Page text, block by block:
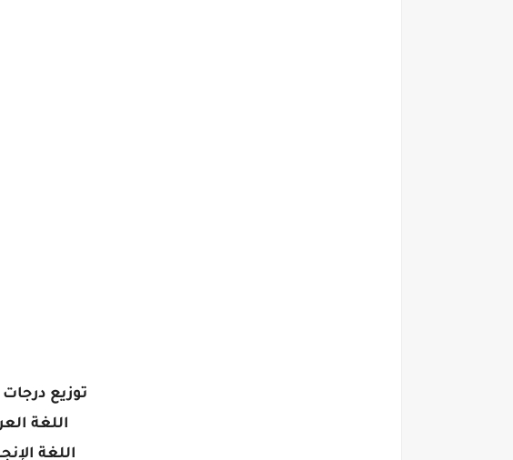
توزيع درجات
اللغة العربية: 80 درجة |نصفين
اللغة الإنجليزية: 60 درجة|